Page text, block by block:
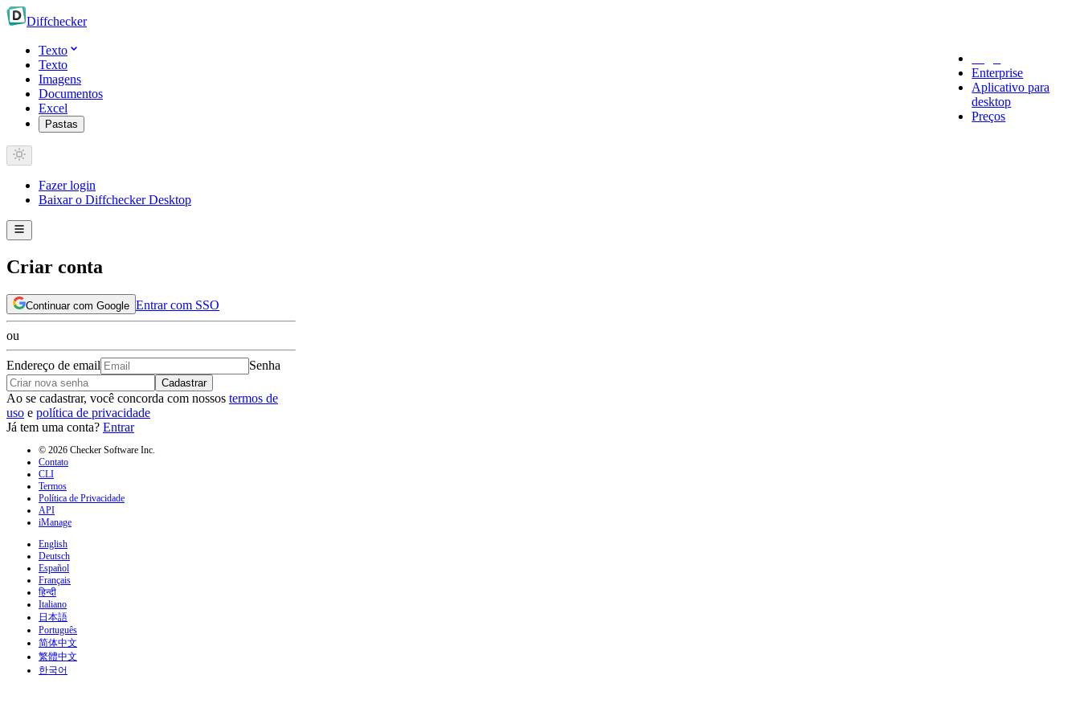
Diffchecker
Texto
Texto
Imagens
Documentos
Excel
Pastas
Enterprise
Aplicativo para
desktop
Preços
Fazer login
Baixar o Diffchecker Desktop
Criar conta
Continuar com Google Entrar com SSO
ou
Endereço de email Senha
Cadastrar
Ao se cadastrar, você concorda com nossos termos de
uso e política de privacidade
Já tem uma conta? Entrar
© 2026 Checker Software Inc.
Contato
CLI
Termos
Política de Privacidade
API
iManage
English
Deutsch
Español
Français
हिन्दी
Italiano
日本語
Português
简体中文
繁體中文
한국어